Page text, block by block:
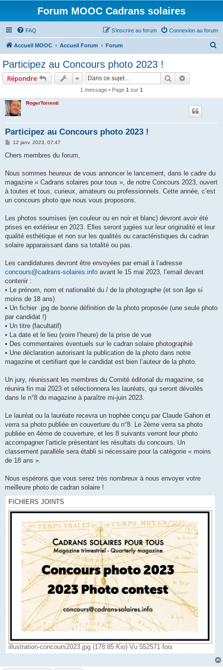
Forum MOOC Cadrans solaires
FAQ Connexion au forum
S’inscrire au forum
Accueil MOOC Accueil Forum Forum
Participez au Concours photo 2023 !
Répondre Rechercher
1 message • Page 1 sur 1
RogerTorrenti
Participez au Concours photo 2023 !
M
s
g
12 janv. 2023, 07:47
Chers membres du forum,
Nous sommes heureux de vous annoncer le lancement, dans le cadre du
magazine « Cadrans solaires pour tous », de notre Concours 2023, ouvert
à toutes et tous, curieux, amateurs ou professionnels. Cette année, c’est
un concours photo que nous vous proposons.
Les photos soumises (en couleur ou en noir et blanc) devront avoir été
prises en extérieur en 2023. Elles seront jugées sur leur originalité et leur
qualité esthétique et non sur les qualités ou caractéristiques du cadran
solaire apparaissant dans sa totalité ou pas.
Les candidatures devront être envoyées par email à l’adresse
concours@cadrans-solaires.info avant le 15 mai 2023, l’email devant
contenir :
• Le prénom, nom et nationalité du / de la photographe (et son âge si
moins de 18 ans)
• Un fichier .jpg de bonne définition de la photo proposée (une seule photo
par candidat !)
• Un titre (facultatif)
• La date et le lieu (voire l’heure) de la prise de vue
• Des commentaires éventuels sur le cadran solaire photographié
• Une déclaration autorisant la publication de la photo dans notre
magazine et certifiant que le candidat est bien l’auteur de la photo.
Un jury, réunissant les membres du Comité éditorial du magazine, se
réunira fin mai 2023 et sélectionnera les lauréats, qui seront dévoilés
dans le n°8 du magazine à paraître mi-juin 2023.
Le lauréat ou la lauréate recevra un trophée conçu par Claude Gahon et
verra sa photo publiée en couverture du n°8. Le 2ème verra sa photo
publiée en 4ème de couverture, et les 8 suivants verront leur photo
accompagner l’article présentant les résultats du concours. Un
classement parallèle sera établi si nécessaire pour la catégorie « moins
de 18 ans ».
Nous espérons que vous serez très nombreux à nous envoyer votre
meilleure photo de cadran solaire !
FICHIERS JOINTS
illustration-concours2023.jpg (178.85 Kio) Vu 552571 fois